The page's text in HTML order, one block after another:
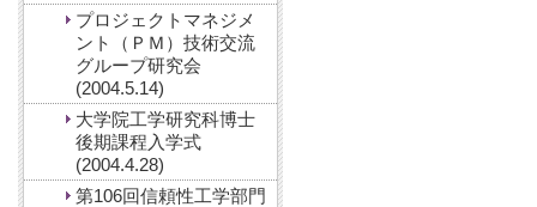
プロジェクトマネジメ
ント（ＰＭ）技術交流
グループ研究会
(2004.5.14)
大学院工学研究科博士
後期課程入学式
(2004.4.28)
第106回信頼性工学部門